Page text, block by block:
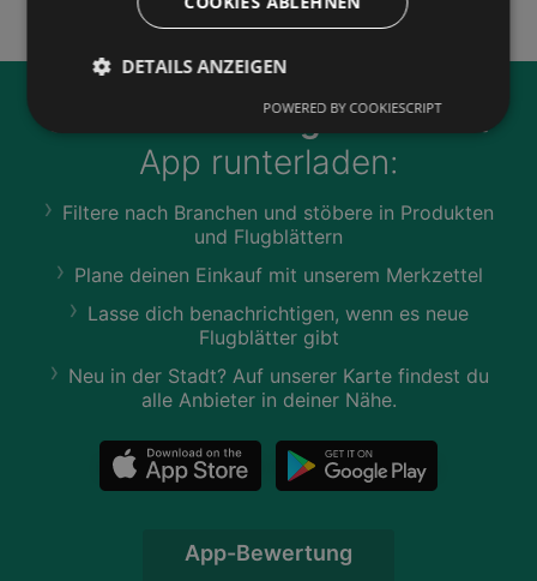
Jetzt unsere
wogibtswas.at
App runterladen:
Filtere nach Branchen und stöbere in Produkten
und Flugblättern
Plane deinen Einkauf mit unserem Merkzettel
Lasse dich benachrichtigen, wenn es neue
Flugblätter gibt
Neu in der Stadt? Auf unserer Karte findest du
alle Anbieter in deiner Nähe.
App-Bewertung
DETAILS ANZEIGEN
POWERED BY COOKIESCRIPT